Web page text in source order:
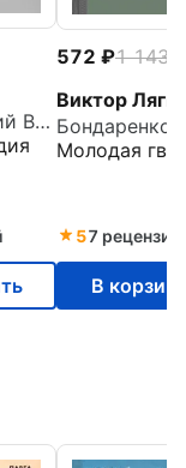
Порудоминский Владимир Ильич
572 1 143
Виктор
Молодая
57 рецензий
В корзину